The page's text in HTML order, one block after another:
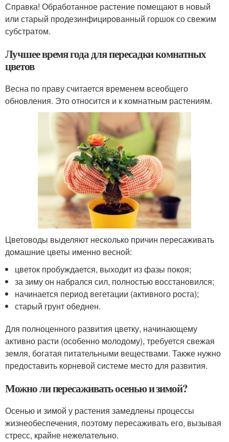
Справка! Обработанное растение помещают в новый
или старый продезинфицированный горшок со свежим
субстратом.
Лучшее время года для пересадки комнатных
цветов
Весна по праву считается временем всеобщего
обновления. Это относится и к комнатным растениям.
Цветоводы выделяют несколько причин пересаживать
домашние цветы именно весной:
цветок пробуждается, выходит из фазы покоя;
за зиму он набрался сил, полностью восстановился;
начинается период вегетации (активного роста);
старый грунт обеднен.
Для полноценного развития цветку, начинающему
активно расти (особенно молодому), требуется свежая
земля, богатая питательными веществами. Также нужно
предоставить корневой системе место для развития.
Можно ли пересаживать осенью и зимой?
Осенью и зимой у растения замедлены процессы
жизнеобеспечения, поэтому пересаживать его, вызывая
стресс, крайне нежелательно.